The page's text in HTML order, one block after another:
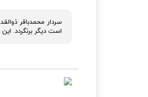
سردار محمدباقر
است دیگر برنگردد.